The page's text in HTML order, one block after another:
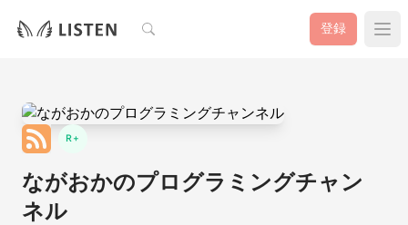
検索 登録
R+
ながおかのプログラミングチャン
ネル